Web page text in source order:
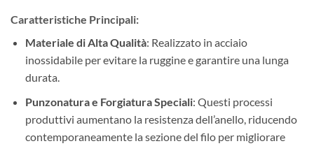
Caratteristiche Principali:
Materiale di Alta Qualità: Realizzato in acciaio
inossidabile per evitare la ruggine e garantire una lunga
durata.
Punzonatura e Forgiatura Speciali: Questi processi
produttivi aumentano la resistenza dell’anello, riducendo
contemporaneamente la sezione del filo per migliorare